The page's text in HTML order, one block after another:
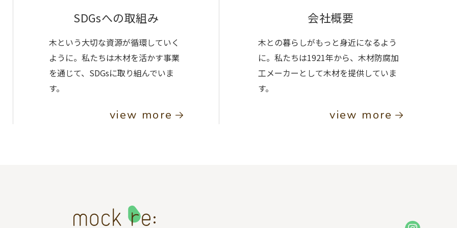
SDGsへの取組み
木という大切な資源が循環していく
ように。私たちは木材を活かす事業
を通じて、SDGsに取り組んでいま
す。
view more
会社概要
木との暮らしがもっと身近になるよう
に。私たちは1921年から、木材防腐加
工メーカーとして木材を提供していま
す。
view more